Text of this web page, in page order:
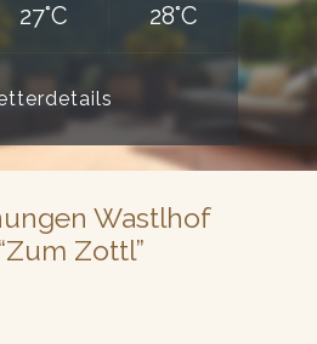
27°C 28°C
Wastlhof
Zottl”